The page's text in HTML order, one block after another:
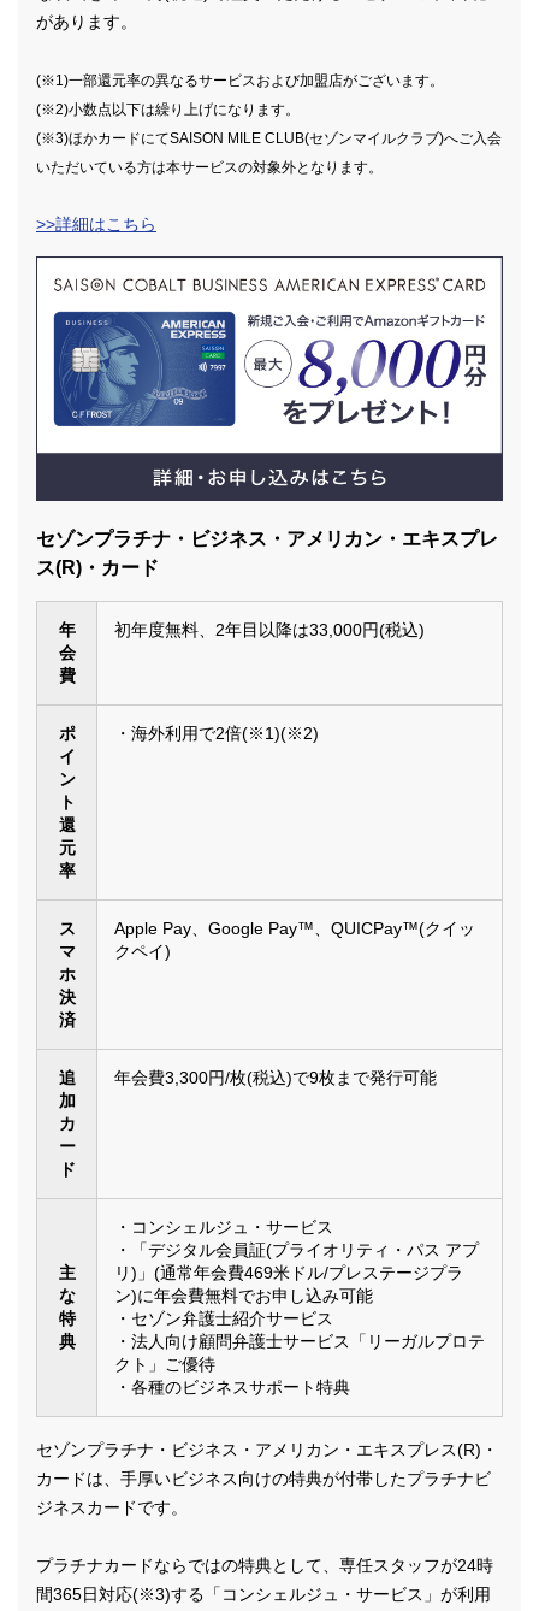
があります。
(※1)一部還元率の異なるサービスおよび加盟店がございます。
(※2)小数点以下は繰り上げになります。
(※3)ほかカードにてSAISON MILE CLUB(セゾンマイルクラブ)へご入会
いただいている方は本サービスの対象外となります。
>>詳細はこちら
セゾンプラチナ・ビジネス・アメリカン・エキスプレ
ス(R)・カード
年
会
費
初年度無料、2年目以降は33,000円(税込)
ポ
イ
ン
ト
還
元
率
・海外利用で2倍(※1)(※2)
ス
マ
ホ
決
済
Apple Pay、Google Pay™、QUICPay™(クイッ
クペイ)
追
加
カ
ー
ド
年会費3,300円/枚(税込)で9枚まで発行可能
主
な
特
典
・コンシェルジュ・サービス
・「デジタル会員証(プライオリティ・パス アプ
リ)」(通常年会費469米ドル/プレステージプラ
ン)に年会費無料でお申し込み可能
・セゾン弁護士紹介サービス
・法人向け顧問弁護士サービス「リーガルプロテ
クト」ご優待
・各種のビジネスサポート特典
セゾンプラチナ・ビジネス・アメリカン・エキスプレス(R)・
カードは、手厚いビジネス向けの特典が付帯したプラチナビ
ジネスカードです。
プラチナカードならではの特典として、専任スタッフが24時
間365日対応(※3)する「コンシェルジュ・サービス」が利用